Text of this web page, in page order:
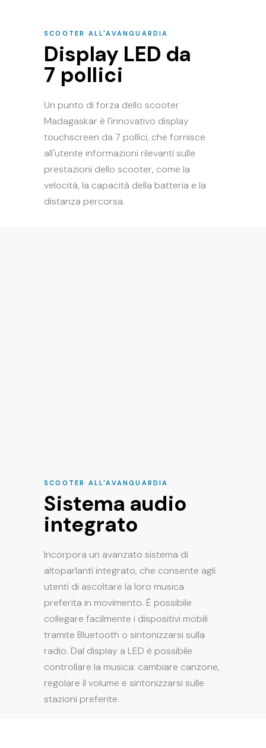
SCOOTER ALL'AVANGUARDIA
Display LED da
7 pollici
Un punto di forza dello scooter
Madagaskar è l'innovativo display
touchscreen da 7 pollici, che fornisce
all'utente informazioni rilevanti sulle
prestazioni dello scooter, come la
velocità, la capacità della batteria e la
distanza percorsa.
SCOOTER ALL'AVANGUARDIA
Sistema audio
integrato
Incorpora un avanzato sistema di
altoparlanti integrato, che consente agli
utenti di ascoltare la loro musica
preferita in movimento. È possibile
collegare facilmente i dispositivi mobili
tramite Bluetooth o sintonizzarsi sulla
radio. Dal display a LED è possibile
controllare la musica: cambiare canzone,
regolare il volume e sintonizzarsi sulle
stazioni preferite.